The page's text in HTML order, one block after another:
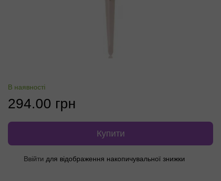
В наявності
294.00 грн
Купити
Ввійти для відображення накопичувальної знижки